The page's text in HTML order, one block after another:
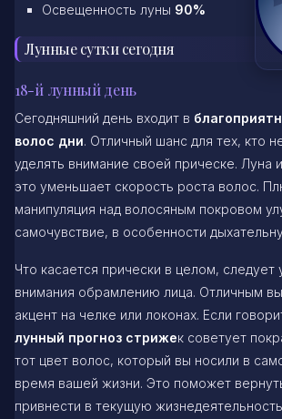
Освещенность луны 90%
Лунные сутки сегодня
18-й лунный день
Сегодняшний день входит в
волос дни. Отличный шанс для тех, кто
уделять внимание своей прическе. Луна
это уменьшает скорость роста волос.
манипуляция над волосяным покровом
самочувствие, в особенности
Что касается прически в целом, следует
внимания обрамлению лица. Отличным
акцент на челке или локонах. Если
лунный прогноз стрижек советует
тот цвет волос, который вы носили в
время вашей жизни. Это поможет
привнести в текущую